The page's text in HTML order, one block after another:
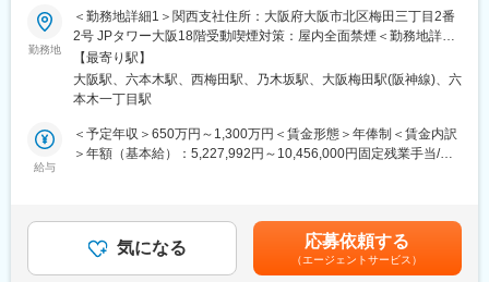
・社内報の編集（安全パトロールへの参加や、グループ各社への
インタビュー）
・グループ各社のビジネスDD資料の作成
＜4～6ヶ月目＞
・現場経験スタート（本人の意向およびビジネスDDをもとに配属
・営業、経営プロジェクトへの参加
◆7ヶ月目～2年目：グループ会社への出向。営業、経営プロジェ
※営業や製造（生産管理、生産技術）、財務等、各々の専門性・強
みを生かし、経営としての成長を期待しております。
※今までのご経験を活かして、ご活躍いただける環境を整えており
■募集背景（概要）：
・当社においても防衛案件の引き合い・参画機会が増加してお
り、社内でも重点領域として注目度が高い事業です。
また、AIや技術の高度化が進んでいる昨今、案件の難易度は確実
に上がっており、防衛サプライチェーン全体をカバーできるよう
なマネジメントが必要となってきます。
※今後の成長を見据え、防衛インダストリーの立ち上げフェーズを
一緒に担い、プロジェクト推進の中核人材として事業拡大を牽引
・防衛領域の大規模プロジェクトにおいて、PMOとして計画策定
からリリース・運用保守の工程を一貫して管掌、進捗・課題・リ
スク管理などのマネジメント支援を実施し、プロジェクトを確実
勤務地
＜勤務地詳細1＞関西支社住所：大阪府大阪市北区梅田三丁目2番
2号 JPタワー大阪18階受動喫煙対策：屋内全面禁煙＜勤務地詳細
2＞クライアント先常駐住所：大阪、神戸を中心に、愛知県、首都
圏近郊、他地方 受動喫煙対策：屋内全面禁煙＜勤務地詳細3＞本
社住所：東京都港区赤坂9-7-1 ミッドタウン・タワー29F勤務地最
煙変更の範囲：会社の定める事業所（リモートワーク含む）
【最寄り駅】
大阪駅、六本木駅、西梅田駅、乃木坂駅、大阪梅田駅(阪神線)、六
本木一丁目駅
給与
＜予定年収＞650万円～1,300万円＜賃金形態＞年俸制＜賃金内訳
＞年額（基本給）：5,227,992円～10,456,000円固定残業手当/
業手当＞有＜給与補足＞※当社給与規定により、経験・スキル等を
考慮した上で決定いたします。昇給・昇格は基本的に年1回（ご入
社月により変動）賃金はあくまでも目安の金額であり、選考を通
気になる 応募依頼する
（エージェントサービス）